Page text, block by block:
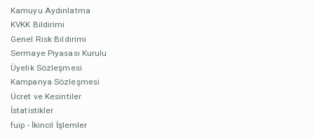
Kamuyu Aydınlatma
KVKK Bildirimi
Genel Risk Bildirimi
Sermaye Piyasası Kurulu
Üyelik Sözleşmesi
Kampanya Sözleşmesi
Ücret ve Kesintiler
İstatistikler
fuip - İkincil İşlemler